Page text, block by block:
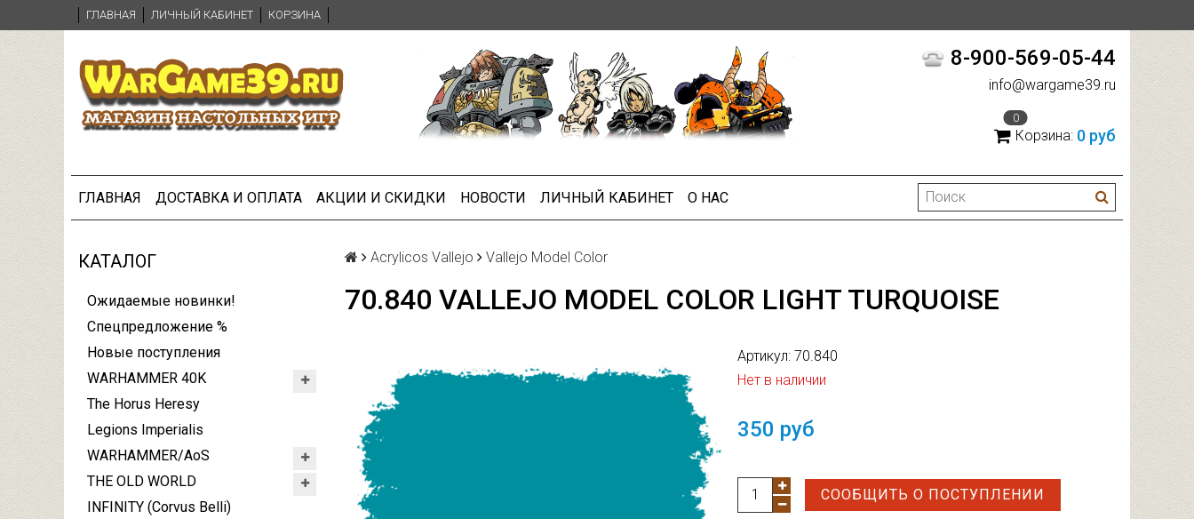
ГЛАВНАЯ ЛИЧНЫЙ КАБИНЕТ КОРЗИНА
8-900-569-05-44
info@wargame39.ru
0
Корзина: 0 руб
ГЛАВНАЯ ДОСТАВКА И ОПЛАТА АКЦИИ И СКИДКИ НОВОСТИ ЛИЧНЫЙ КАБИНЕТ О НАС
КАТАЛОГ
Ожидаемые новинки!
Спецпредложение %
Новые поступления
WARHAMMER 40K
The Horus Heresy
Legions Imperialis
WARHAMMER/AoS
THE OLD WORLD
INFINITY (Corvus Belli)
Acrylicos Vallejo Vallejo Model Color
70.840 VALLEJO MODEL COLOR LIGHT TURQUOISE
Артикул: 70.840
Нет в наличии
350 руб
СООБЩИТЬ О ПОСТУПЛЕНИИ